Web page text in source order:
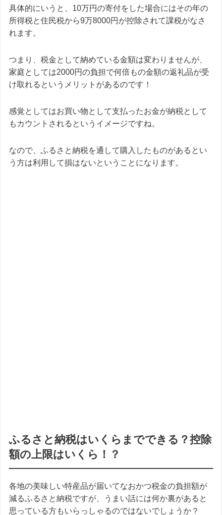
具体的にいうと、 10万円の寄付をした場合にはその年の
所得税と住民税から9万8000円が控除されて課税がなさ
れます。
つまり、税金として納めている金額は変わりませんが、
家庭としては2000円の負担で何倍もの金額の返礼品が受
け取れるというメリットがあるのです！
感覚としてはお買い物として支払ったお金が納税として
もカウントされるというイメージですね。
なので、ふるさと納税を通して購入したものがあるとい
う方は利用して損はないということになります。
ふるさと納税はいくらまでできる？控除
額の上限はいくら！？
各地の美味しい特産品が届いてなおかつ税金の負担額が
減るふるさと納税ですが、うまい話には何か裏があると
思っている方もいらっしゃるのではないでしょうか？